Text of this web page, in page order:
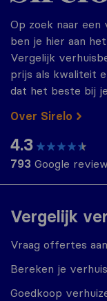
Vergelijk
Vraag offertes aan
Bereken je
Goedkoop
Op zoek naar een
ben je hier aan
Vergelijk
prijs als kwaliteit
dat het beste bij
Over Sirelo
4.3
793 Google